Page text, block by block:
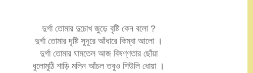
দুর্গা তোমার দুচোখ জুড়ে বৃষ্টি কেন বলো ?
দুর্গা তোমার দৃষ্টি সুদূরে আঁধারে কিম্বা আলো ।
দুর্গা তোমার ঘামতেল আজ বিষণ্ণতার ছোঁয়া
ধুলোমুঠি শাড়ি মলিন আঁচল তবুও শিউলি ধোয়া ।